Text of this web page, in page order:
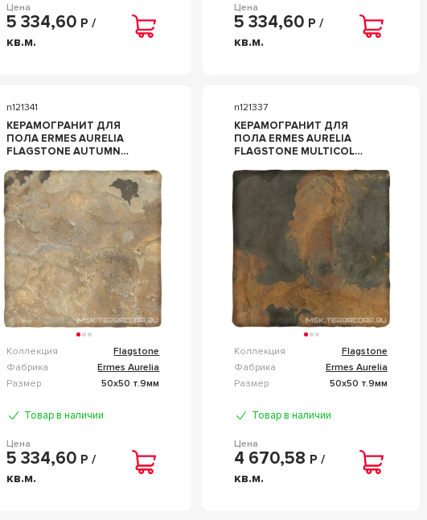
Цена
5 334,60 Р /
кв.м.
Цена
5 334,60 Р /
кв.м.
n121341
КЕРАМОГРАНИТ ДЛЯ
ПОЛА ERMES AURELIA
FLAGSTONE AUTUMN
КОМБИНИРОВАННЫЙ
37174
Коллекция
Flagstone
Фабрика
Ermes Aurelia
Размер
50x50 т.9мм
Товар в наличии
Цена
5 334,60 Р /
кв.м.
n121337
КЕРАМОГРАНИТ ДЛЯ
ПОЛА ERMES AURELIA
FLAGSTONE MULTICOLOR
КОМБИНИРОВАННЫЙ
Коллекция
Flagstone
Фабрика
Ermes Aurelia
Размер
50x50 т.9мм
Товар в наличии
Цена
4 670,58 Р /
кв.м.